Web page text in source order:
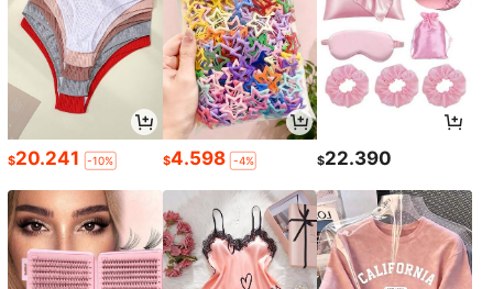
$20.241 -10% $4.598 -4% $22.390